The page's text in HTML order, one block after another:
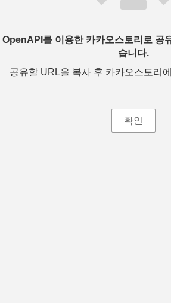
OpenAPI를 이용한 카카오스토리로 공
습니다.
공유할 URL을 복사 후 카카오스토리
확인